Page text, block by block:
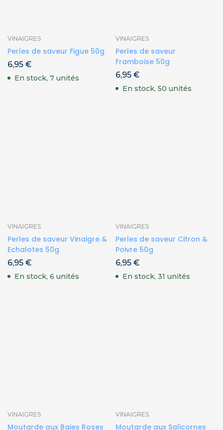
VINAIGRES
Perles de saveur Figue 50g
6,95 €
En stock, 7 unités
VINAIGRES
Perles de saveur
Framboise 50g
6,95 €
En stock, 50 unités
VINAIGRES
Perles de saveur Vinaigre &
Echalotes 50g
6,95 €
En stock, 6 unités
VINAIGRES
Perles de saveur Citron &
Poivre 50g
6,95 €
En stock, 31 unités
VINAIGRES
Moutarde aux Baies Roses
VINAIGRES
Moutarde aux Salicornes